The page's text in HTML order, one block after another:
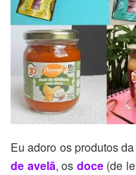
Eu adoro os produtos
de avelã, os doce(de